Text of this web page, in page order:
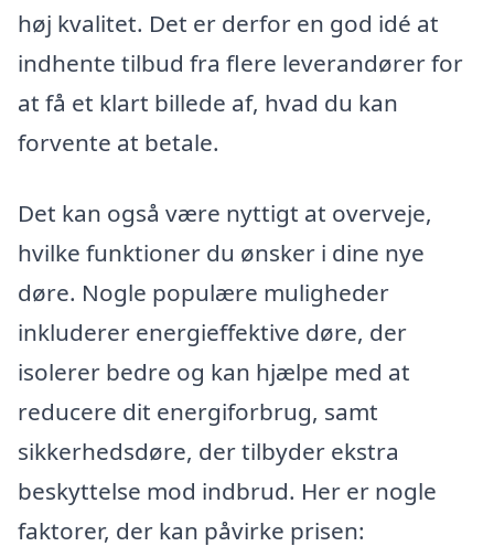
høj kvalitet. Det er derfor en god idé at
indhente tilbud fra flere leverandører for
at få et klart billede af, hvad du kan
forvente at betale.
Det kan også være nyttigt at overveje,
hvilke funktioner du ønsker i dine nye
døre. Nogle populære muligheder
inkluderer energieffektive døre, der
isolerer bedre og kan hjælpe med at
reducere dit energiforbrug, samt
sikkerhedsdøre, der tilbyder ekstra
beskyttelse mod indbrud. Her er nogle
faktorer, der kan påvirke prisen: